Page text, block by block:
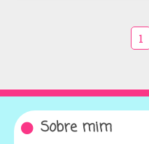
1
Sobre mim